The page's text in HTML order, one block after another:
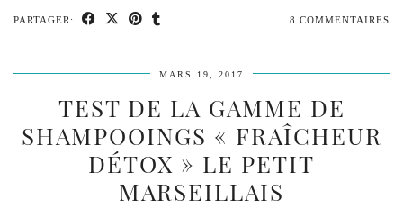
PARTAGER: 8 COMMENTAIRES
MARS 19, 2017
TEST DE LA GAMME DE
SHAMPOOINGS « FRAÎCHEUR
DÉTOX » LE PETIT
MARSEILLAIS